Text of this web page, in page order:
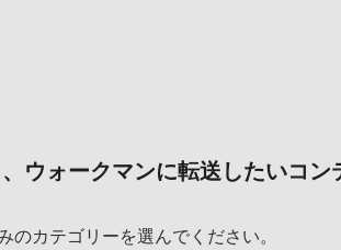
ウォークマンに転送したいコン
のカテゴリーを選んでください。